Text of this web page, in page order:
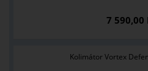
7 590,00
Kolimátor Vortex